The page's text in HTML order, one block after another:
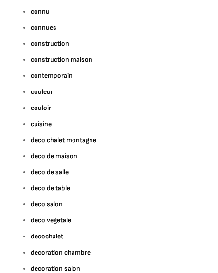
connu
connues
construction
construction maison
contemporain
couleur
couloir
cuisine
deco chalet montagne
deco de maison
deco de salle
deco de table
deco salon
deco vegetale
decochalet
decoration chambre
decoration salon